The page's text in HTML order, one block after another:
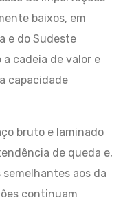
baixos, em
e do Sudeste
cadeia de valor e
capacidade
bruto e laminado
de queda e,
aos da
continuam